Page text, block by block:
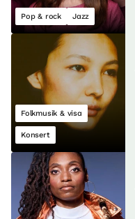
Pop & rock Jazz
Folkmusik & visa
Konsert